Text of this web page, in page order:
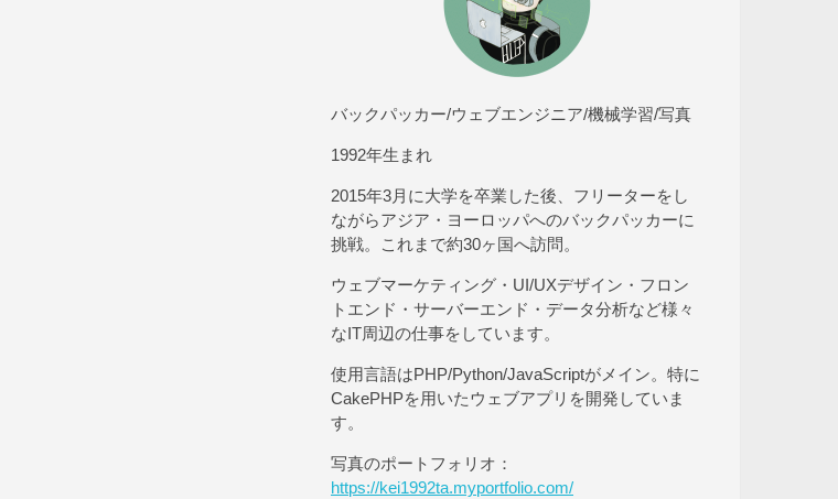
バックパッカー/ウェブエンジニア/機械学習/写真
1992年生まれ
2015年3月に大学を卒業した後、フリーターをし
ながらアジア・ヨーロッパへのバックパッカーに
挑戦。これまで約30ヶ国へ訪問。
ウェブマーケティング・UI/UXデザイン・フロン
トエンド・サーバーエンド・データ分析など様々
なIT周辺の仕事をしています。
使用言語はPHP/Python/JavaScriptがメイン。特に
CakePHPを用いたウェブアプリを開発していま
す。
写真のポートフォリオ：
https://kei1992ta.myportfolio.com/